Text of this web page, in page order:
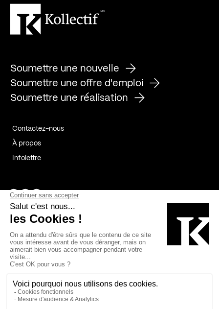
Soumettre une nouvelle
Soumettre une offre d'emploi
Soumettre une réalisation
Contactez-nous
À propos
Infolettre
Page Facebook de Kollectif
Page Instagram de Kollectif
Page Linkedin de Kollectif
Bâtiment-Durable-Québec-1
Esquisses-1IRAC-1
MP-1 v2com-1